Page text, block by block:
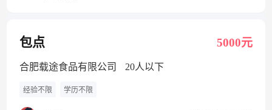
包点 5000元
合肥载途食品有限公司 20人以下
经验不限 学历不限